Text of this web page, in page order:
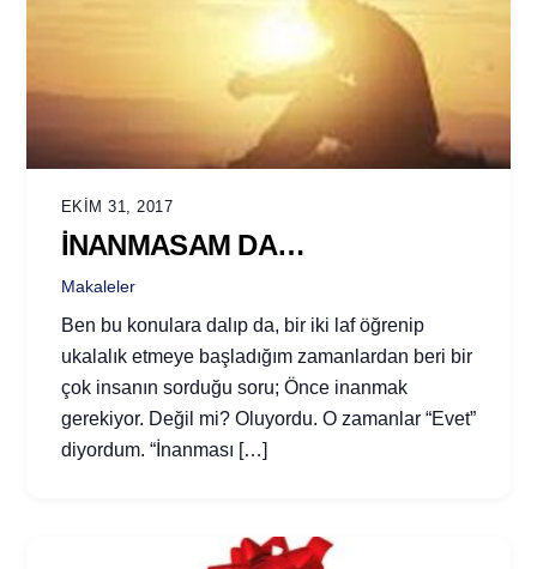
EKIM 31, 2017
İNANMASAM DA…
Makaleler
Ben bu konulara dalıp da, bir iki laf öğrenip
ukalalık etmeye başladığım zamanlardan beri bir
çok insanın sorduğu soru; Önce inanmak
gerekiyor. Değil mi? Oluyordu. O zamanlar “Evet”
diyordum. “İnanması […]